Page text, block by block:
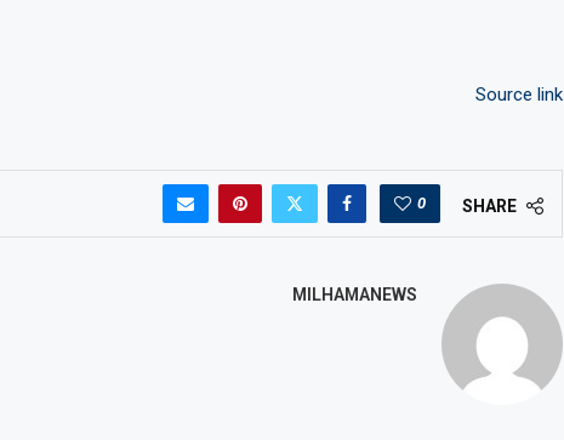
Source link
SHARE
0
MILHAMANEWS